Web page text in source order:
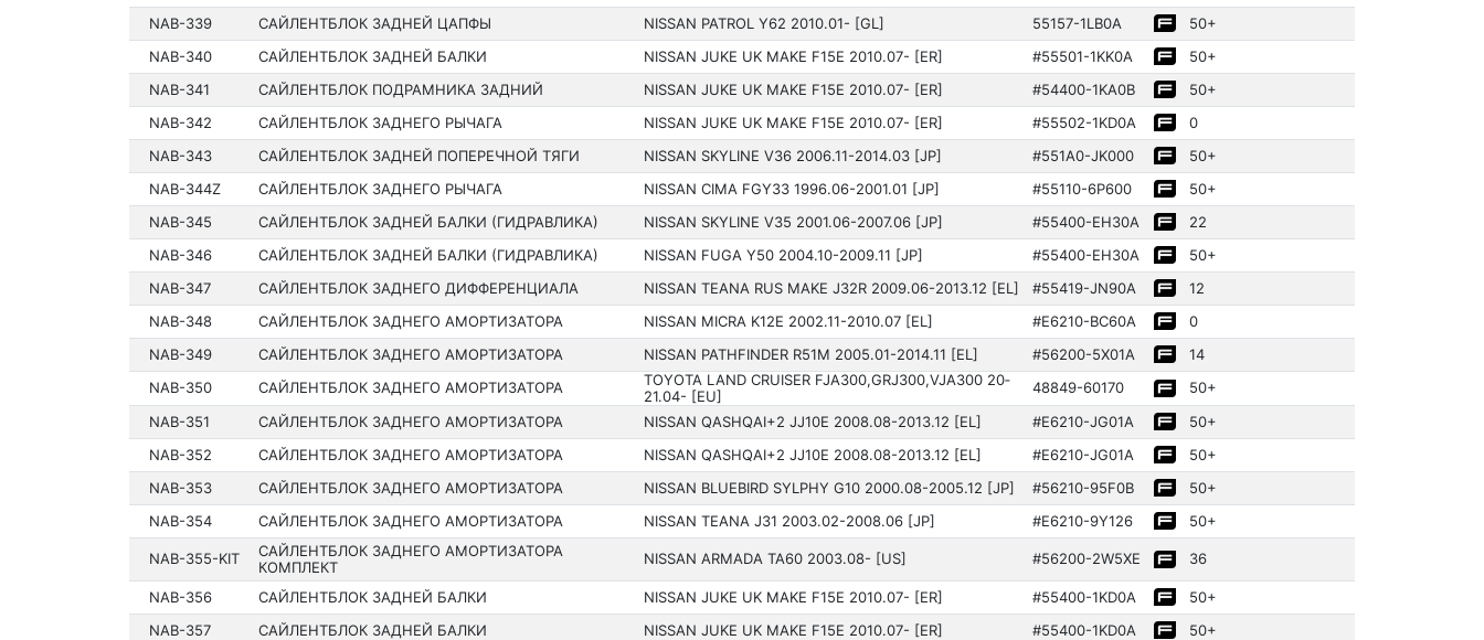
NAB-339
САЙЛЕНТБЛОК ЗАДНЕЙ ЦАПФЫ NISSAN PATROL Y62 201­0.01- [GL] 55157­-1LB0A
50+
NAB-340
САЙЛЕНТБЛОК ЗАДНЕЙ БАЛКИ NISSAN JUKE UK MAKE F15E 2010.07- [ER] #55501­-1KK0A
50+
NAB-341
САЙЛЕНТБЛОК ПОДРАМНИКА ЗАДНИЙ NISSAN JUKE UK MAKE F15E 2010.07- [ER] #54400­-1KA0B
50+
NAB-342
САЙЛЕНТБЛОК ЗАДНЕГО РЫЧАГА NISSAN JUKE UK MAKE F15E 2010.07- [ER] #55502­-1KD0A
0
NAB-343
САЙЛЕНТБЛОК ЗАДНЕЙ ПОПЕРЕЧНОЙ ТЯГИ NISSAN SKYLINE V36 200­6.11-2014.03 [JP] #551A0-JK000
50+
NAB-344Z
САЙЛЕНТБЛОК ЗАДНЕГО РЫЧАГА NISSAN CIMA FGY33 199­6.06-2001.01 [JP] #55110­-6P600
50+
NAB-345
САЙЛЕНТБЛОК ЗАДНЕЙ БАЛКИ (ГИДРАВЛИКА) NISSAN SKYLINE V35 200­1.06-2007.06 [JP] #55400­-EH30A
22
NAB-346
САЙЛЕНТБЛОК ЗАДНЕЙ БАЛКИ (ГИДРАВЛИКА) NISSAN FUGA Y50 200­4.10-2009.11 [JP] #55400­-EH30A
50+
NAB-347
САЙЛЕНТБЛОК ЗАДНЕГО ДИФФЕРЕНЦИАЛА NISSAN TEANA RUS MAKE J32R 2009.06-2013.12 [EL] #55419­-JN90A
12
NAB-348
САЙЛЕНТБЛОК ЗАДНЕГО АМОРТИЗАТОРА NISSAN MICRA K12E 2002.11-2010.07 [EL] #E6210-BC60A
0
NAB-349
САЙЛЕНТБЛОК ЗАДНЕГО АМОРТИЗАТОРА NISSAN PATHFINDER R51M 2005.01-2014.11 [EL] #56200­-5X01A
14
NAB-350
САЙЛЕНТБЛОК ЗАДНЕГО АМОРТИЗАТОРА
TOYOTA LAND CRUISER FJA300,GRJ300,VJA300 20­
21.04- [EU]
48849­-60170­
50+
NAB-351
САЙЛЕНТБЛОК ЗАДНЕГО АМОРТИЗАТОРА NISSAN QASHQAI+2 JJ10E 2008.08-2013.12 [EL] #E6210-JG01A
50+
NAB-352
САЙЛЕНТБЛОК ЗАДНЕГО АМОРТИЗАТОРА NISSAN QASHQAI+2 JJ10E 2008.08-2013.12 [EL] #E6210-JG01A
50+
NAB-353
САЙЛЕНТБЛОК ЗАДНЕГО АМОРТИЗАТОРА NISSAN BLUEBIRD SYLPHY G10 200­0.08-2005.12 [JP] #56210­-95F0B
50+
NAB-354
САЙЛЕНТБЛОК ЗАДНЕГО АМОРТИЗАТОРА NISSAN TEANA J31 200­3.02-2008.06 [JP] #E6210-9Y126 50+
NAB-355-KIT
САЙЛЕНТБЛОК ЗАДНЕГО АМОРТИЗАТОРА
КОМПЛЕКТ
NISSAN ARMADA TA60 200­3.08- [US] #56200­-2W5XE 36
NAB-356 САЙЛЕНТБЛОК ЗАДНЕЙ БАЛКИ NISSAN JUKE UK MAKE F15E 2010.07- [ER] #55400­-1KD0A
50+
NAB-357
САЙЛЕНТБЛОК ЗАДНЕЙ БАЛКИ NISSAN JUKE UK MAKE F15E 2010.07- [ER] #55400­-1KD0A
50+